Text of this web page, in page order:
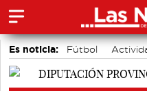
Es noticia: Fútbol
Bádminton
Auditorio de